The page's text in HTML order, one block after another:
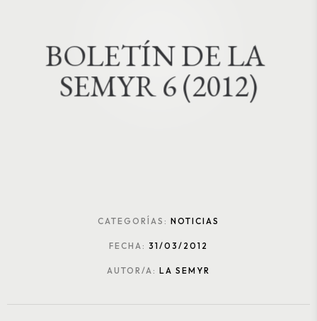
BOLETÍNDELA
SEMYR6(2012)
CATEGORÍAS: NOTICIAS
FECHA: 31/03/2012
AUTOR/A: LA SEMYR